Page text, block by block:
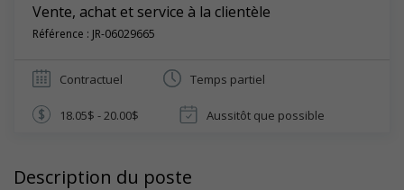
Vente, achat et service à la clientèle
Référence : JR-06029665
Contractuel Temps partiel
18.05$ - 20.00$ Aussitôt que possible
Description du poste